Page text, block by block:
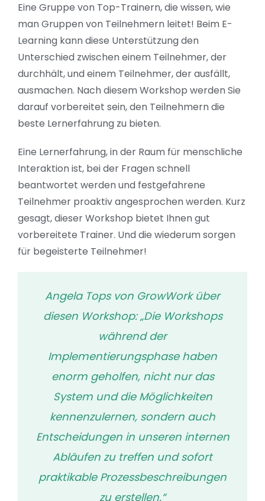
Eine Gruppe von Top-Trainern, die wissen, wie
man Gruppen von Teilnehmern leitet! Beim E-
Learning kann diese Unterstützung den
Unterschied zwischen einem Teilnehmer, der
durchhält, und einem Teilnehmer, der ausfällt,
ausmachen. Nach diesem Workshop werden Sie
darauf vorbereitet sein, den Teilnehmern die
beste Lernerfahrung zu bieten.
Eine Lernerfahrung, in der Raum für menschliche
Interaktion ist, bei der Fragen schnell
beantwortet werden und festgefahrene
Teilnehmer proaktiv angesprochen werden. Kurz
gesagt, dieser Workshop bietet Ihnen gut
vorbereitete Trainer. Und die wiederum sorgen
für begeisterte Teilnehmer!
Angela Tops von GrowWork über
diesen Workshop: „Die Workshops
während der
Implementierungsphase haben
enorm geholfen, nicht nur das
System und die Möglichkeiten
kennenzulernen, sondern auch
Entscheidungen in unseren internen
Abläufen zu treffen und sofort
praktikable Prozessbeschreibungen
zu erstellen.“